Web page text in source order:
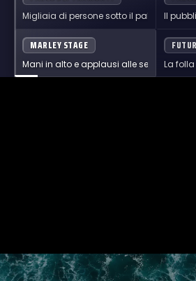
Migliaia di persone sotto il palco Il
MARLEY STAGE
Mani in alto e applausi alle session
La